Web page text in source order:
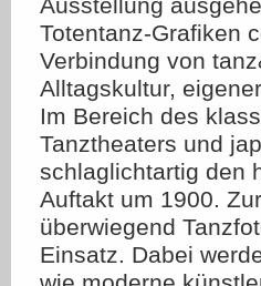
Totentanz-Grafiken
Verbindung von
Alltagskultur,
Im Bereich des
Tanztheaters und
schlaglichtartig den
Auftakt um 1900.
überwiegend
Einsatz. Dabei